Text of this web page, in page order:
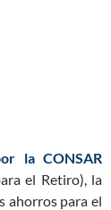
la CONSAR
el Retiro), la
ahorros para el